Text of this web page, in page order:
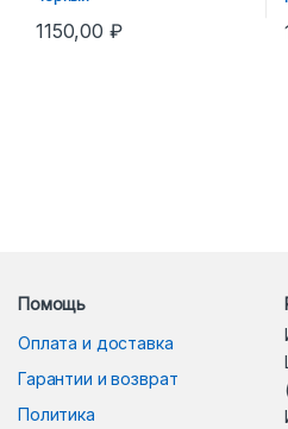
1150,00 ₽
Помощь
Оплата и доставка
Гарантии и возврат
Политика